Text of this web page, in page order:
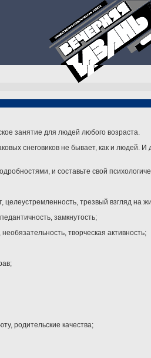
занятие для людей любого возраста.
снеговиков не бывает, как и людей.
и составьте свой
целеустремленность, трезвый взгляд на
замкнутость;
творческая активность;
родительские качества;